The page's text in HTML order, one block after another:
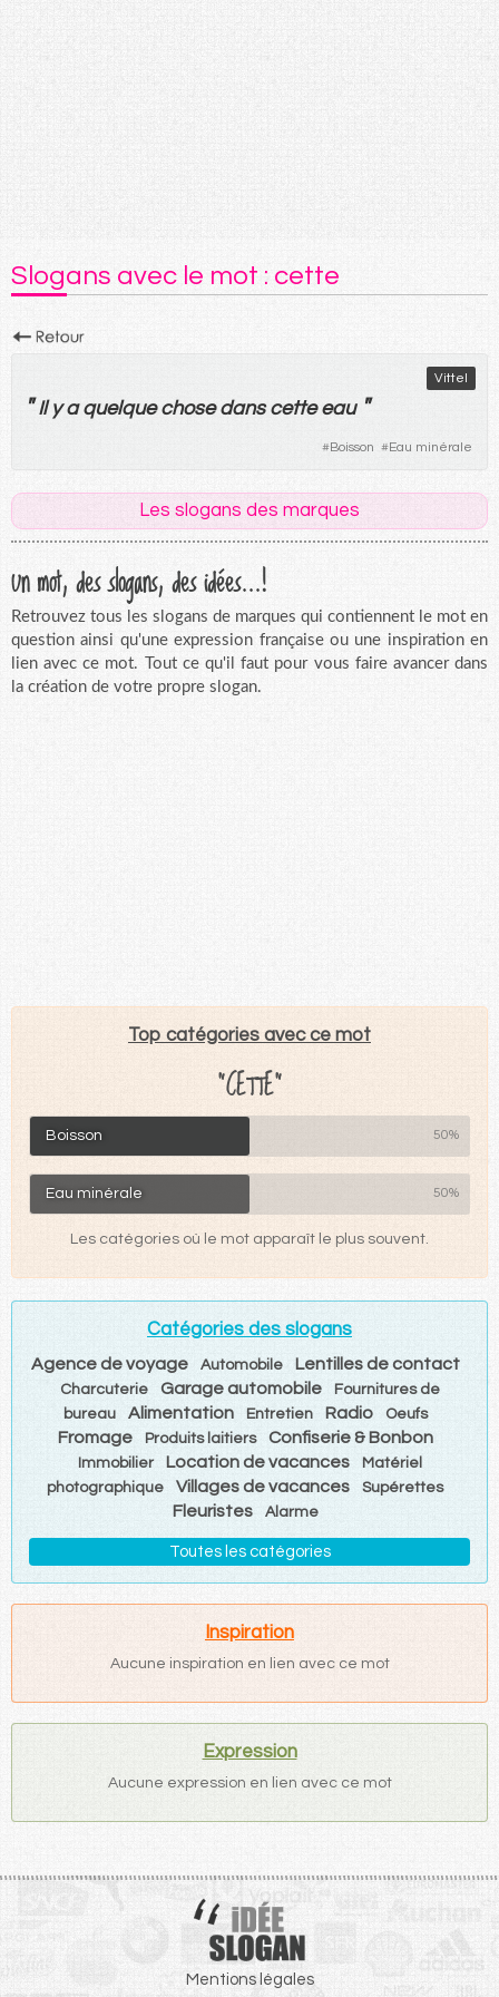
Slogans avec le mot : cette
Vittel
" Il y a quelque chose dans cette eau "
#Boisson #Eau minérale
Les slogans des marques
Un mot, des slogans, des idées...!
Retrouvez tous les slogans de marques qui contiennent le mot en
question ainsi qu'une expression française ou une inspiration en
lien avec ce mot. Tout ce qu'il faut pour vous faire avancer dans
la création de votre propre slogan.
Top catégories avec ce mot
"CETTE"
Boisson 50%
Eau minérale 50%
Les catégories où le mot apparaît le plus souvent.
Catégories des slogans
Agence de voyage Automobile Lentilles de contact
Charcuterie Garage automobile
Fournitures de
bureau
Alimentation Entretien Radio Oeufs
Fromage Produits laitiers Confiserie & Bonbon
Immobilier Location de vacances
Matériel
photographique
Villages de vacances Supérettes
Fleuristes Alarme
Toutes les catégories
Inspiration
Aucune inspiration en lien avec ce mot
Expression
Aucune expression en lien avec ce mot
Mentions légales